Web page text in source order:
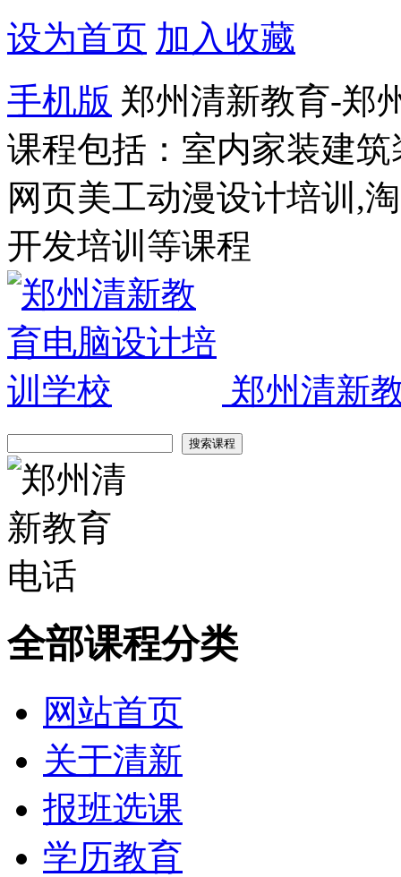
设为首页 加入收藏
手机版 郑州清新教育-郑
课程包括：室内家装建
网页美工动漫设计培训,
开发培训等课程
郑州清新
全部课程分类
网站首页
关于清新
报班选课
学历教育